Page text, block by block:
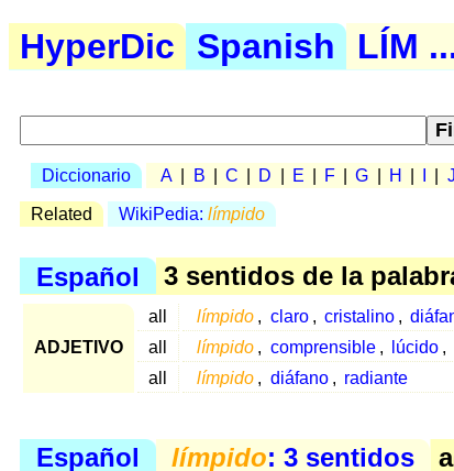
HyperDic Spanish LÍM
Diccionario A B C D E F G H J
Related WikiPedia: límpido
Español 3 sentidos de la
ADJETIVO
all límpido , claro , cristalino ,
all
límpido , comprensible , lúcido ,
all
límpido , diáfano , radiante
Español límpido: 3 sentidos